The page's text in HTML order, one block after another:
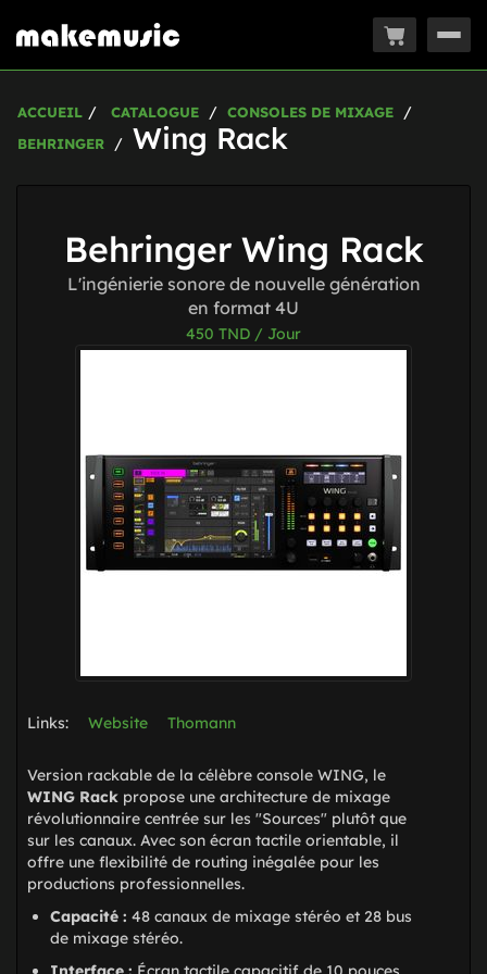
ACCUEIL CATALOGUE
CONSOLES DE MIXAGE
BEHRINGER
Wing Rack
Behringer Wing Rack
L'ingénierie sonore de nouvelle génération
en format 4U
450 TND / Jour
Links: Website Thomann
Version rackable de la célèbre console WING, le
WING Rack propose une architecture de mixage
révolutionnaire centrée sur les "Sources" plutôt que
sur les canaux. Avec son écran tactile orientable, il
offre une flexibilité de routing inégalée pour les
productions professionnelles.
Capacité : 48 canaux de mixage stéréo et 28 bus
de mixage stéréo.